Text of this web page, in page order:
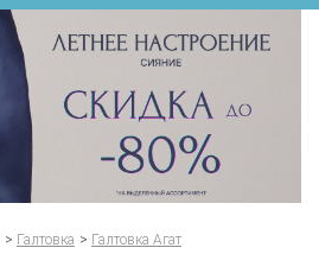
> Галтовка > Галтовка Агат